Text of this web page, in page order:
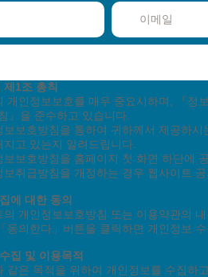
제1조 총칙
개인정보보호를 매우 중요시하며, 『정
』을 준수하고 있습니다.
보보호방침을 통하여 귀하께서 제공하
고 있는지 알려드립니다.
보보호방침을 홈페이지 첫 화면 하단에
보취급방침을 개정하는 경우 웹사이트
에 대한 동의
의 개인정보보호방침 또는 이용약관의
동의한다」버튼을 클릭하면 개인정보
집 및 이용목적
같은 목적을 위하여 개인정보를 수집하
기술지원
토/일/공휴일은 휴무입니
강 제휴안내 채용정보
이용약관 개
사업자등록 :
사업자등록번호
Copyright(C) 한